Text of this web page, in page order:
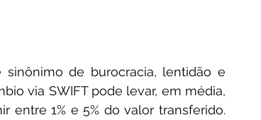
sinônimo de burocracia, lentidão e
via SWIFT pode levar, em média,
entre 1% e 5% do valor transferido.